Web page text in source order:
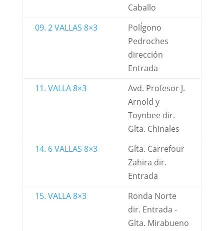
Caballo
09. 2 VALLAS 8×3
PolÍgono
Pedroches
dirección
Entrada
11. VALLA 8×3
Avd. Profesor J.
Arnold y
Toynbee dir.
Glta. Chinales
14. 6 VALLAS 8×3
Glta. Carrefour
Zahira dir.
Entrada
15. VALLA 8×3
Ronda Norte
dir. Entrada -
Glta. Mirabueno